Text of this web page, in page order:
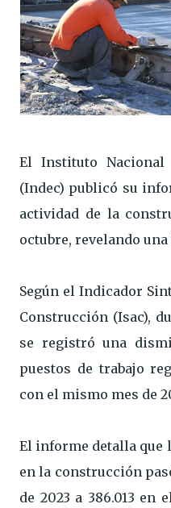
El Instituto Nacional
(Indec) publicó su
actividad de la
octubre, revelando
Según el Indicador
Construcción (Isac),
se registró una
puestos de trabajo
con el mismo mes de
El informe detalla que
en la construcción
de 2023 a 386.013 en